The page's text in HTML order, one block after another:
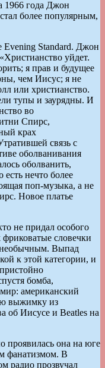
Evening Standard. Джон
уйдет.
я прав и будущее
чем Иисус; я не
или христианство.
тупы и заурядны. И
во
Спирс,
крах
связь с
оболванивания
оболванить,
нечто более
поп-музыка, а не
Новое платье
не придал особого
словечки
необычным. Выпад
к этой категории, и
бомба,
американский
выжимку из
об Иисусе и Beatles на
проявилась она на юге
фанатизмом. В
радио прозвучал